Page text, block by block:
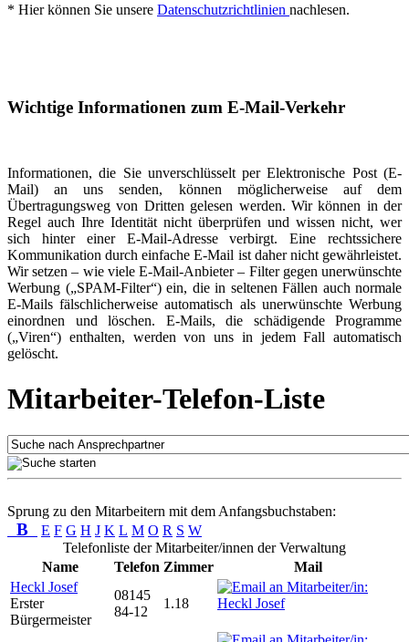
* Hier können Sie unsere Datenschutzrichtlinien nachlesen.
Wichtige Informationen zum E-Mail-Verkehr
Informationen, die Sie unverschlüsselt per Elektronische Post (E-
Mail) an uns senden, können möglicherweise auf dem
Übertragungsweg von Dritten gelesen werden. Wir können in der
Regel auch Ihre Identität nicht überprüfen und wissen nicht, wer
sich hinter einer E-Mail-Adresse verbirgt. Eine rechtssichere
Kommunikation durch einfache E-Mail ist daher nicht gewährleistet.
Wir setzen – wie viele E-Mail-Anbieter – Filter gegen unerwünschte
Werbung („SPAM-Filter“) ein, die in seltenen Fällen auch normale
E-Mails fälschlicherweise automatisch als unerwünschte Werbung
einordnen und löschen. E-Mails, die schädigende Programme
(„Viren“) enthalten, werden von uns in jedem Fall automatisch
gelöscht.
Mitarbeiter-Telefon-Liste
Sprung zu den Mitarbeitern mit dem Anfangsbuchstaben:
B E F G H J K L M O R S W
Telefonliste der Mitarbeiter/innen der Verwaltung
Name
Telefon Zimmer
Mail
Heckl Josef
Erster
Bürgermeister
08145
84-12
1.18